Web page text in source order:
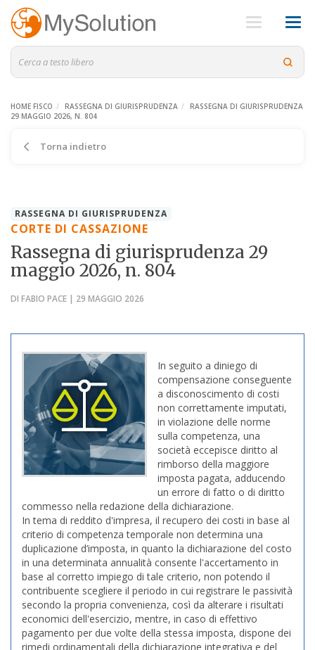
HOME FISCO RASSEGNA DI GIURISPRUDENZA
RASSEGNA DI GIURISPRUDENZA
29 MAGGIO 2026, N. 804
Torna indietro
RASSEGNA DI GIURISPRUDENZA
CORTE DI CASSAZIONE
Rassegna di giurisprudenza 29
maggio 2026, n. 804
DI FABIO PACE | 29 MAGGIO 2026
In seguito a diniego di
compensazione conseguente
a disconoscimento di costi
non correttamente imputati,
in violazione delle norme
sulla competenza, una
società eccepisce diritto al
rimborso della maggiore
imposta pagata, adducendo
un errore di fatto o di diritto
commesso nella redazione della dichiarazione.
In tema di reddito d'impresa, il recupero dei costi in base al
criterio di competenza temporale non determina una
duplicazione d’imposta, in quanto la dichiarazione del costo
in una determinata annualità consente l'accertamento in
base al corretto impiego di tale criterio, non potendo il
contribuente scegliere il periodo in cui registrare le passività
secondo la propria convenienza, così da alterare i risultati
economici dell'esercizio, mentre, in caso di effettivo
pagamento per due volte della stessa imposta, dispone dei
rimedi ordinamentali della dichiarazione integrativa e del